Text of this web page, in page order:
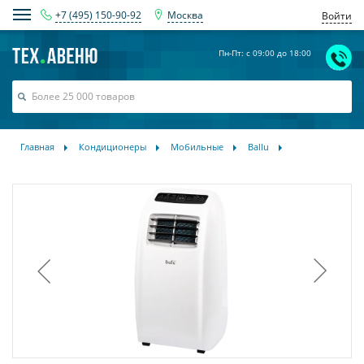
+7 (495) 150-90-92 Москва Войти
Пн-Пт: с 09:00 до 18:00
Главная Кондиционеры Мобильные Ballu